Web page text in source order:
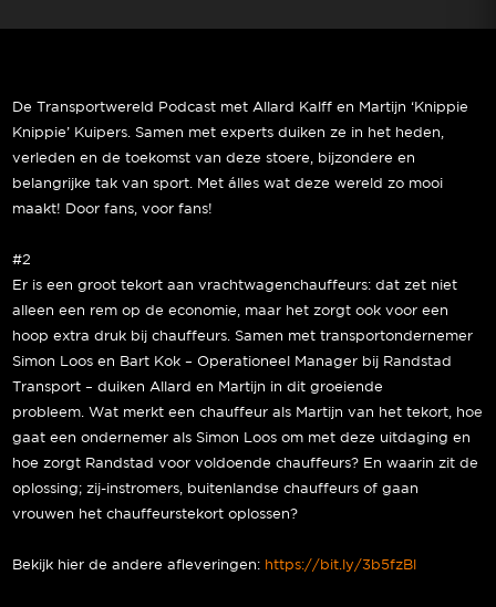
De Transportwereld Podcast met Allard Kalff en Martijn ‘Knippie
Knippie’ Kuipers. Samen met experts duiken ze in het heden,
verleden en de toekomst van deze stoere, bijzondere en
belangrijke tak van sport. Met álles wat deze wereld zo mooi
maakt! Door fans, voor fans!
#2
Er is een groot tekort aan vrachtwagenchauffeurs: dat zet niet
alleen een rem op de economie, maar het zorgt ook voor een
hoop extra druk bij chauffeurs. Samen met transportondernemer
Simon Loos en Bart Kok – Operationeel Manager bij Randstad
Transport – duiken Allard en Martijn in dit groeiende
probleem. Wat merkt een chauffeur als Martijn van het tekort, hoe
gaat een ondernemer als Simon Loos om met deze uitdaging en
hoe zorgt Randstad voor voldoende chauffeurs? En waarin zit de
oplossing; zij-instromers, buitenlandse chauffeurs of gaan
vrouwen het chauffeurstekort oplossen?
Bekijk hier de andere afleveringen: https://bit.ly/3b5fzBl